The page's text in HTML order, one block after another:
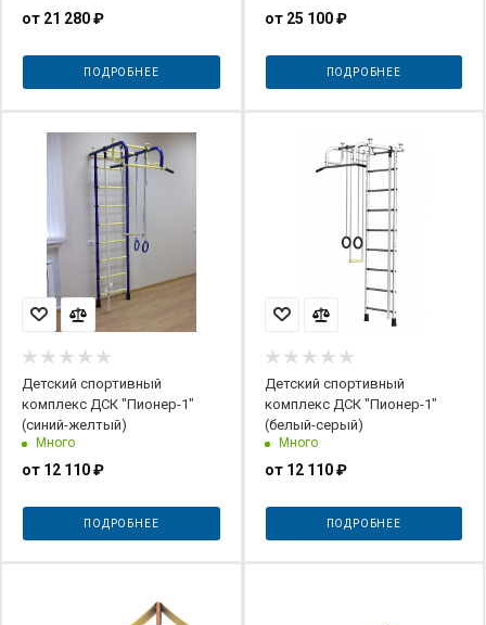
от 21 280 ₽
ПОДРОБНЕЕ
от 25 100 ₽
ПОДРОБНЕЕ
Детский спортивный
комплекс ДСК "Пионер-1"
(синий-желтый)
Много
от 12 110 ₽
ПОДРОБНЕЕ
Детский спортивный
комплекс ДСК "Пионер-1"
(белый-серый)
Много
от 12 110 ₽
ПОДРОБНЕЕ